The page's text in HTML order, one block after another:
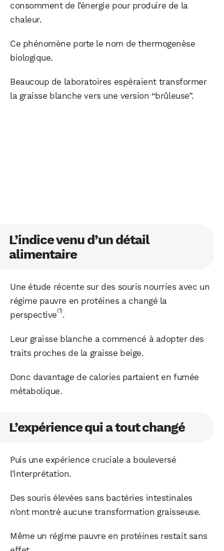
consomment de l’énergie pour produire de la
chaleur.
Ce phénomène porte le nom de thermogenèse
biologique.
Beaucoup de laboratoires espéraient transformer
la graisse blanche vers une version “brûleuse”.
L’indice venu d’un détail
alimentaire
Une étude récente sur des souris nourries avec un
régime pauvre en protéines a changé la
perspective(1).
Leur graisse blanche a commencé à adopter des
traits proches de la graisse beige.
Donc davantage de calories partaient en fumée
métabolique.
L’expérience qui a tout changé
Puis une expérience cruciale a bouleversé
l’interprétation.
Des souris élevées sans bactéries intestinales
n’ont montré aucune transformation graisseuse.
Même un régime pauvre en protéines restait sans